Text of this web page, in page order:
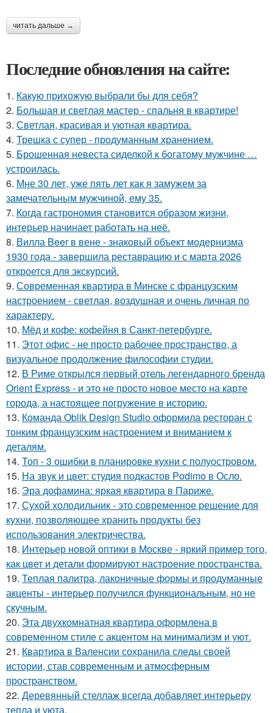
читать дальше →
Последние обновления на сайте:
1. Какую прихожую выбрали бы для себя?
2. Большая и светлая мастер - спальня в квартире!
3. Светлая, красивая и уютная квартира.
4. Трешка с супер - продуманным хранением.
5. Брошенная невеста сиделкой к богатому мужчине …
устроилась.
6. Мне 30 лет, уже пять лет как я замужем за
замечательным мужчиной, ему 35.
7. Когда гастрономия становится образом жизни,
интерьер начинает работать на неё.
8. Вилла Beer в вене - знаковый объект модернизма
1930 года - завершила реставрацию и с марта 2026
откроется для экскурсий.
9. Современная квартира в Минске с французским
настроением - светлая, воздушная и очень личная по
характеру.
10. Мёд и кофе: кофейня в Санкт-петербурге.
11. Этот офис - не просто рабочее пространство, а
визуальное продолжение философии студии.
12. В Риме открылся первый отель легендарного бренда
Orient Express - и это не просто новое место на карте
города, а настоящее погружение в историю.
13. Команда Oblik Design Studio оформила ресторан с
тонким французским настроением и вниманием к
деталям.
14. Топ - 3 ошибки в планировке кухни с полуостровом.
15. На звук и цвет: студия подкастов Podimo в Осло.
16. Эра дофамина: яркая квартира в Париже.
17. Сухой холодильник - это современное решение для
кухни, позволяющее хранить продукты без
использования электричества.
18. Интерьер новой оптики в Москве - яркий пример того,
как цвет и детали формируют настроение пространства.
19. Теплая палитра, лаконичные формы и продуманные
акценты - интерьер получился функциональным, но не
скучным.
20. Эта двухкомнатная квартира оформлена в
современном стиле с акцентом на минимализм и уют.
21. Квартира в Валенсии сохранила следы своей
истории, став современным и атмосферным
пространством.
22. Деревянный стеллаж всегда добавляет интерьеру
тепла и уюта.